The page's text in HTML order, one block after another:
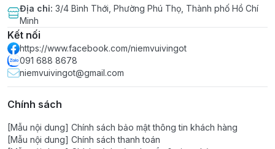
Địa chỉ: 3/4 Bình Thới, Phường Phú Thọ, Thành phố Hồ Chí
Minh
Kết nối
https://www.facebook.com/niemvuivingot
091 688 8678
niemvuivingot@gmail.com
Chính sách
[Mẫu nội dung] Chính sách bảo mật thông tin khách hàng
[Mẫu nội dung] Chính sách thanh toán